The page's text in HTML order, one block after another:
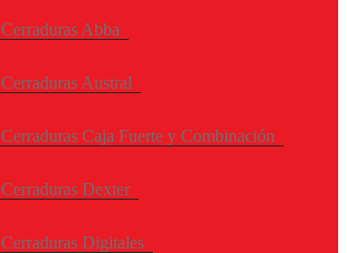
Cerraduras Abba
Cerraduras Austral
Cerraduras Caja Fuerte y Combinación
Cerraduras Dexter
Cerraduras Digitales